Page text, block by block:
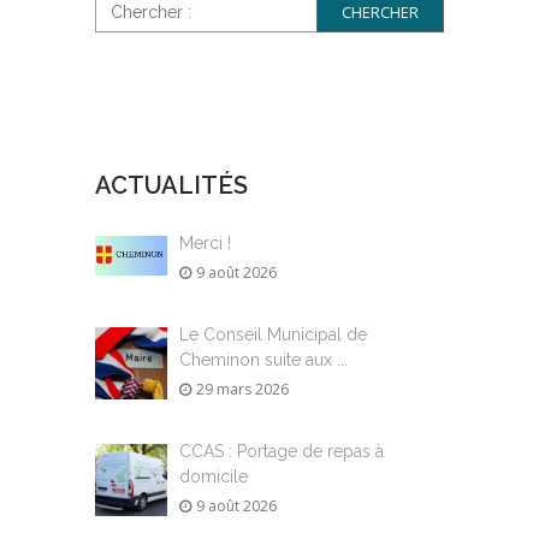
ACTUALITÉS
Merci !
9 août 2026
Le Conseil Municipal de
Cheminon suite aux ...
29 mars 2026
CCAS : Portage de repas à
domicile
9 août 2026